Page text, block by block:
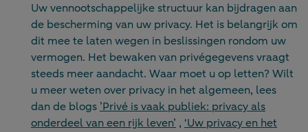
Uw vennootschappelijke structuur kan bijdragen aan
de bescherming van uw privacy. Het is belangrijk om
dit mee te laten wegen in beslissingen rondom uw
vermogen. Het bewaken van privégegevens vraagt
steeds meer aandacht. Waar moet u op letten? Wilt
u meer weten over privacy in het algemeen, lees
dan de blogs ’Privé is vaak publiek: privacy als
onderdeel van een rijk leven’ , ‘Uw privacy en het